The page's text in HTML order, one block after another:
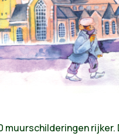
muurschilderingen